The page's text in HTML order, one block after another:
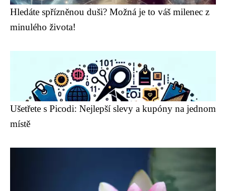
Hledáte spřízněnou duši? Možná je to váš milenec z
minulého života!
Ušetřete s Picodi: Nejlepší slevy a kupóny na jednom
místě